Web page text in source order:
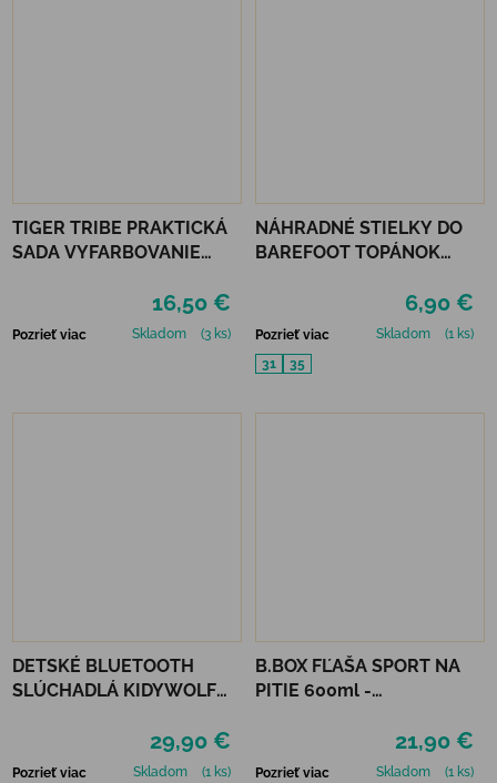
TIGER TRIBE PRAKTICKÁ
SADA VYFARBOVANIE
16,50 €
Pozrieť viac Skladom (3 ks)
NÁHRADNÉ STIELKY DO
BAREFOOT TOPÁNOK
6,90 €
Pozrieť viac Skladom
(1 ks)
31
35
DETSKÉ BLUETOOTH
SLÚCHADLÁ KIDYWOLF
29,90 €
Pozrieť viac Skladom (1 ks)
B.BOX FĽAŠA SPORT NA
PITIE 600ml -
21,90 €
Pozrieť viac Skladom (1 ks)